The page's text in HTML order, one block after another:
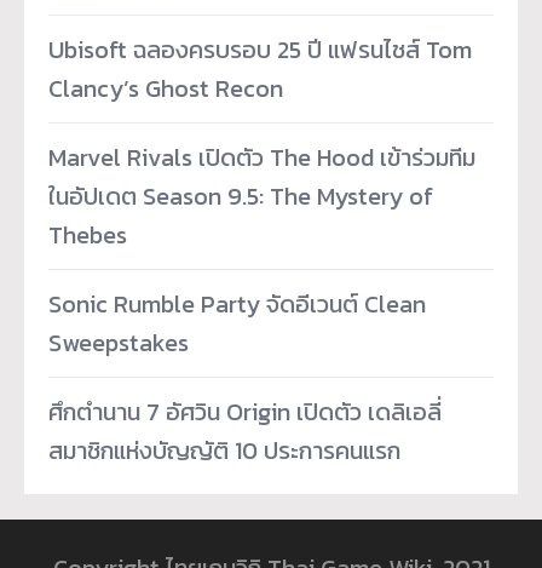
Ubisoft ฉลองครบรอบ 25 ปี แฟรนไชส์ Tom
Clancy’s Ghost Recon
Marvel Rivals เปิดตัว The Hood เข้าร่วมทีม
ในอัปเดต Season 9.5: The Mystery of
Thebes
Sonic Rumble Party จัดอีเวนต์ Clean
Sweepstakes
ศึกตำนาน 7 อัศวิน Origin เปิดตัว เดลิเอลี่
สมาชิกแห่งบัญญัติ 10 ประการคนแรก